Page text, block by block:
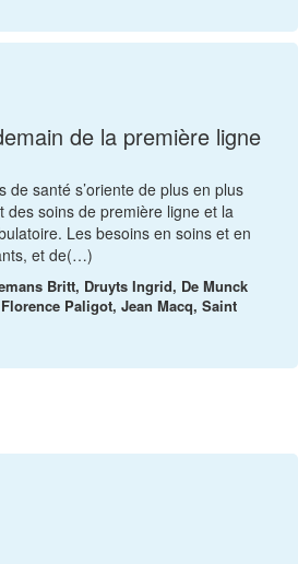
de la première ligne
de santé s’oriente de plus en plus
des soins de première ligne et la
Les besoins en soins et en
et de(…)
Britt, Druyts Ingrid, De Munck
Paligot, Jean Macq, Saint